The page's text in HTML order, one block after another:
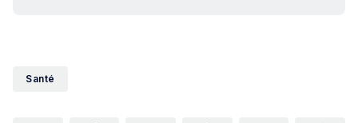
Santé